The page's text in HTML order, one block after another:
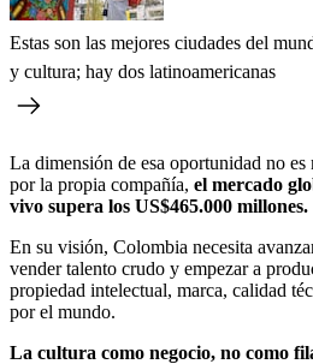
Estas son las mejores ciudades del
y cultura; hay dos latinoamericanas
La dimensión de esa oportunidad no es
por la propia compañía, el mercado
vivo supera los US$465.000 millones.
En su visión, Colombia necesita
vender talento crudo y empezar a
propiedad intelectual, marca, calidad
por el mundo.
La cultura como negocio, no como